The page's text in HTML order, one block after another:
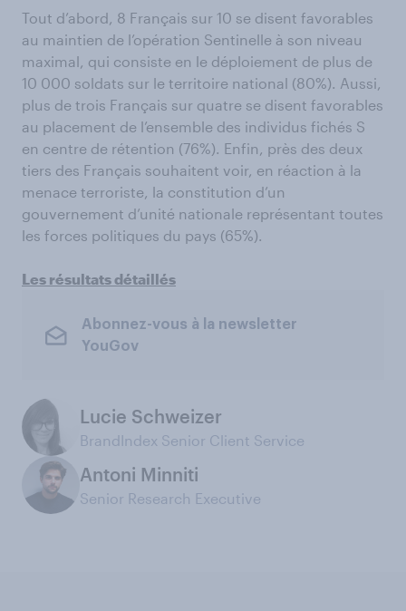
Tout d’abord, 8 Français sur 10 se disent favorables
au maintien de l’opération Sentinelle à son niveau
maximal, qui consiste en le déploiement de plus de
10 000 soldats sur le territoire national (80%). Aussi,
plus de trois Français sur quatre se disent favorables
au placement de l’ensemble des individus fichés S
en centre de rétention (76%). Enfin, près des deux
tiers des Français souhaitent voir, en réaction à la
menace terroriste, la constitution d’un
gouvernement d’unité nationale représentant toutes
les forces politiques du pays (65%).
Les résultats détaillés
Abonnez-vous à la newsletter
YouGov
Lucie Schweizer
BrandIndex Senior Client Service
Antoni Minniti
Senior Research Executive